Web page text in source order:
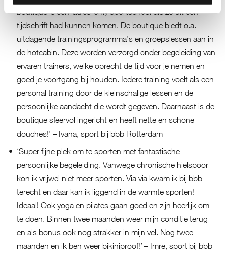
boutique is een ladies-only sportschool die zo uit een
tijdschrift had kunnen komen. De boutique biedt o.a.
uitdagende trainingsprogramma’s en groepslessen aan in
de hotcabin. Deze worden verzorgd onder begeleiding van
ervaren trainers, welke oprecht de tijd voor je nemen en
goed je voortgang bij houden. Iedere training voelt als een
personal training door de kleinschalige lessen en de
persoonlijke aandacht die wordt gegeven. Daarnaast is de
boutique sfeervol ingericht en heeft nette en schone
douches!’ – Ivana, sport bij bbb Rotterdam
‘Super fijne plek om te sporten met fantastische
persoonlijke begeleiding. Vanwege chronische hielspoor
kon ik vrijwel niet meer sporten. Via via kwam ik bij bbb
terecht en daar kan ik liggend in de warmte sporten!
Ideaal! Ook yoga en pilates gaan goed en zijn heerlijk om
te doen. Binnen twee maanden weer mijn conditie terug
en als bonus ook nog strakker in mijn vel. Nog twee
maanden en ik ben weer bikiniproof!’ – Imre, sport bij bbb